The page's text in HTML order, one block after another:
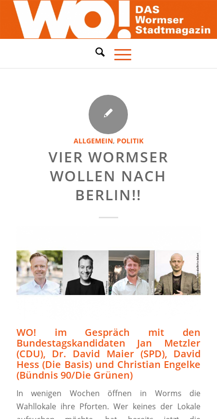
ALLGEMEIN, POLITIK
VIER WORMSER
WOLLEN NACH
BERLIN!!
WO! im Gespräch mit den
Bundestagskandidaten Jan Metzler
(CDU), Dr. David Maier (SPD), David
Hess (Die Basis) und Christian Engelke
(Bündnis 90/Die Grünen)
In wenigen Wochen öffnen in Worms die
Wahllokale ihre Pforten. Wer keines der Lokale